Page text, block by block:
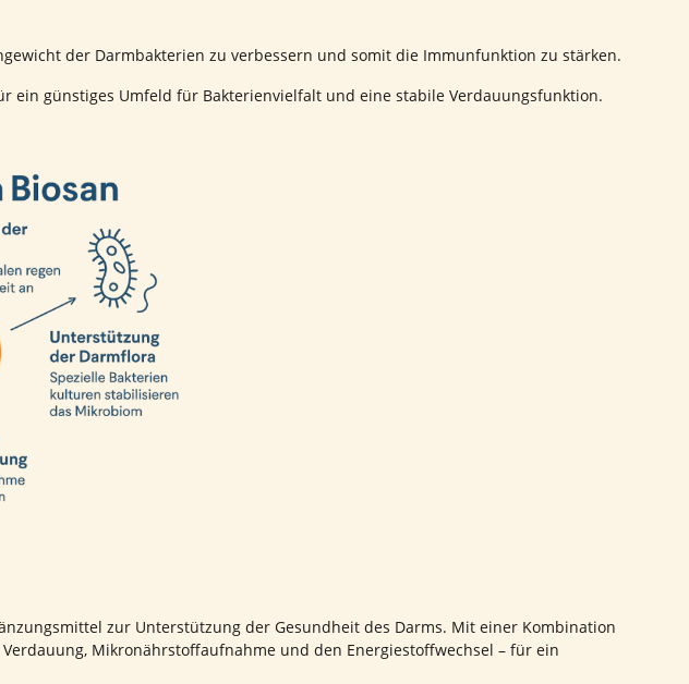
der Darmbakterien zu verbessern und somit die Immunfunktion zu stärken.
ein günstiges Umfeld für Bakterienvielfalt und eine stabile Verdauungsfunktion.
zur Unterstützung der Gesundheit des Darms. Mit einer Kombination
Mikronährstoffaufnahme und den Energiestoffwechsel – für ein